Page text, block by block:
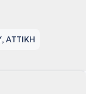
ΑΤΤΙΚΗ